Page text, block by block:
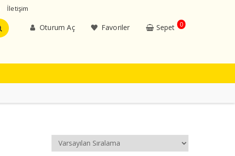
İletişim
Oturum Aç Favoriler Sepet 0